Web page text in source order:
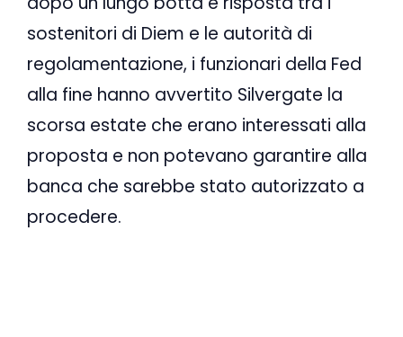
sostenitori di Diem e le autorità di
regolamentazione, i funzionari della Fed
alla fine hanno avvertito Silvergate la
scorsa estate che erano interessati alla
proposta e non potevano garantire alla
banca che sarebbe stato autorizzato a
procedere.